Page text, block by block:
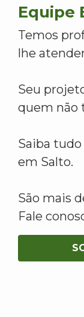
Equipe
Temos
lhe
Seu
quem não
Saiba
em Salto.
São mais
Fale